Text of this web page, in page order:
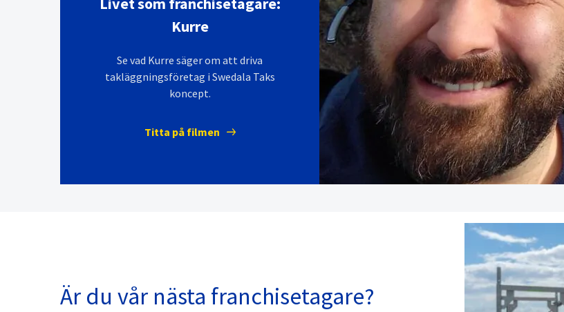
Kurre
Se vad Kurre säger om att driva
takläggningsföretag i Swedala Taks
koncept.
Titta på filmen
Är du vår nästa franchisetagare?